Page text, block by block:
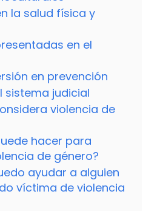
la salud física y
en el
en prevención
sistema judicial
violencia de
hacer para
de género?
ayudar a alguien
víctima de violencia